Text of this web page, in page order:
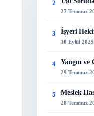
2
27 Temmuz
3 İşyeri
10 Eylül
4 Yangın ve
29 Temmuz
5 Meslek
28 Temmuz